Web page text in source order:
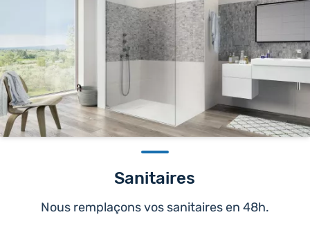
Sanitaires
Nous remplaçons vos sanitaires en 48h.